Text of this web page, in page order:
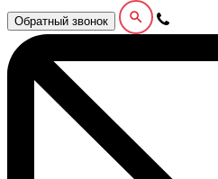
Обратный звонок